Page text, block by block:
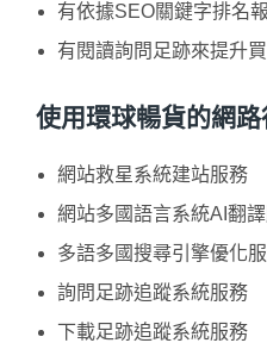
有依據SEO關鍵字排名
有閱讀詢問足跡來提升
使用環球暢貨的網路
網站救星系統建站服務
網站多國語言系統AI翻
多語多國搜尋引擎優化
詢問足跡追蹤系統服務
下載足跡追蹤系統服務